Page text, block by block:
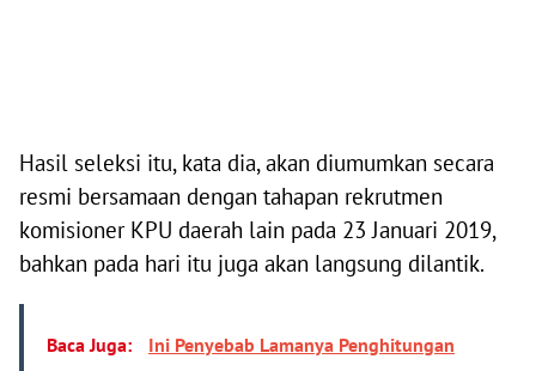
Hasil seleksi itu, kata dia, akan diumumkan secara
resmi bersamaan dengan tahapan rekrutmen
komisioner KPU daerah lain pada 23 Januari 2019,
bahkan pada hari itu juga akan langsung dilantik.
Baca Juga:
Ini Penyebab Lamanya Penghitungan